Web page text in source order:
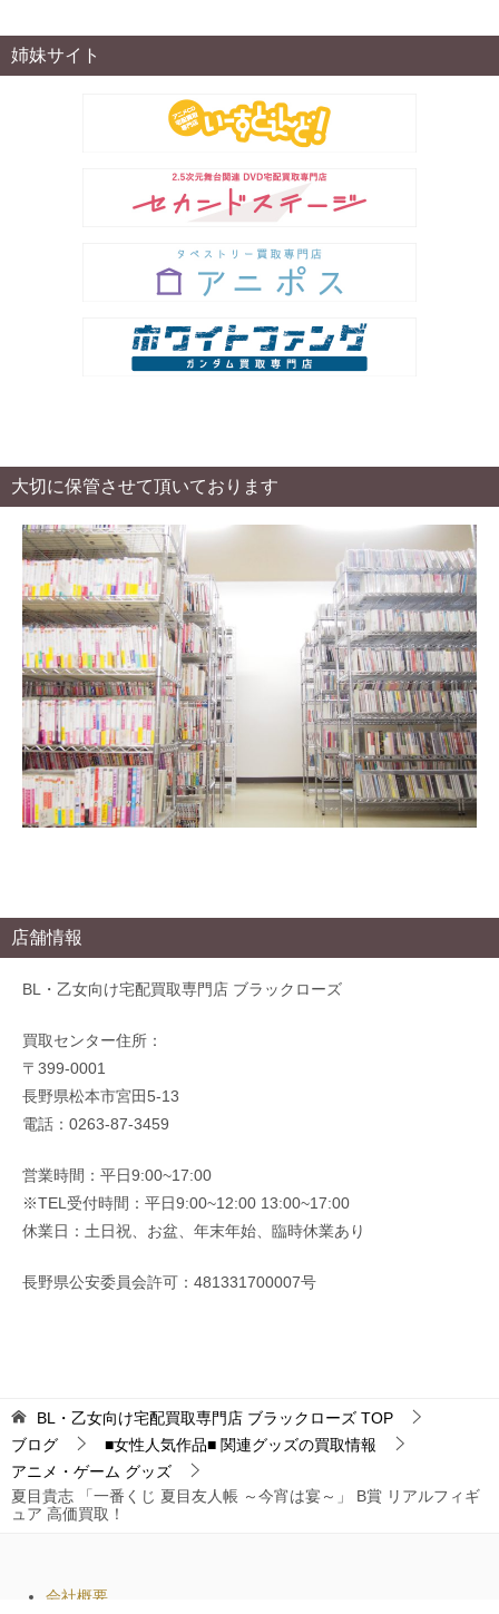
姉妹サイト
大切に保管させて頂いております
店舗情報
BL・乙女向け宅配買取専門店 ブラックローズ
買取センター住所：
〒399-0001
長野県松本市宮田5-13
電話：0263-87-3459
営業時間：平日9:00~17:00
※TEL受付時間：平日9:00~12:00 13:00~17:00
休業日：土日祝、お盆、年末年始、臨時休業あり
長野県公安委員会許可：481331700007号
BL・乙女向け宅配買取専門店 ブラックローズ TOP
ブログ
■女性人気作品■ 関連グッズの買取情報
アニメ・ゲーム グッズ
夏目貴志 「一番くじ 夏目友人帳 ～今宵は宴～」 B賞 リアルフィギ
ュア 高価買取！
会社概要